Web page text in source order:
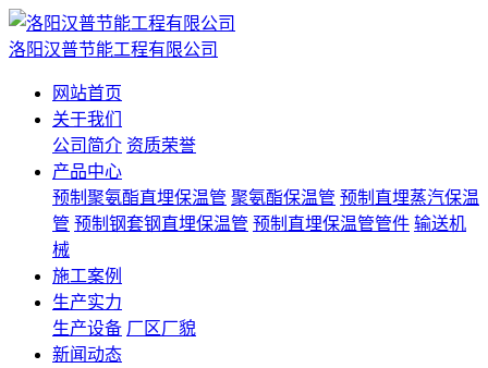
洛阳汉普节能工程有限公司
网站首页
关于我们
公司简介 资质荣誉
产品中心
预制聚氨酯直埋保温管 聚氨酯保温管 预制直埋蒸汽保温
管 预制钢套钢直埋保温管 预制直埋保温管管件 输送机
械
施工案例
生产实力
生产设备 厂区厂貌
新闻动态